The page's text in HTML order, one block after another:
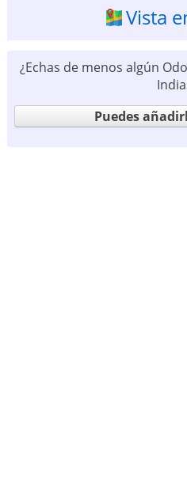
Vista
¿Echas de menos algún
Puedes